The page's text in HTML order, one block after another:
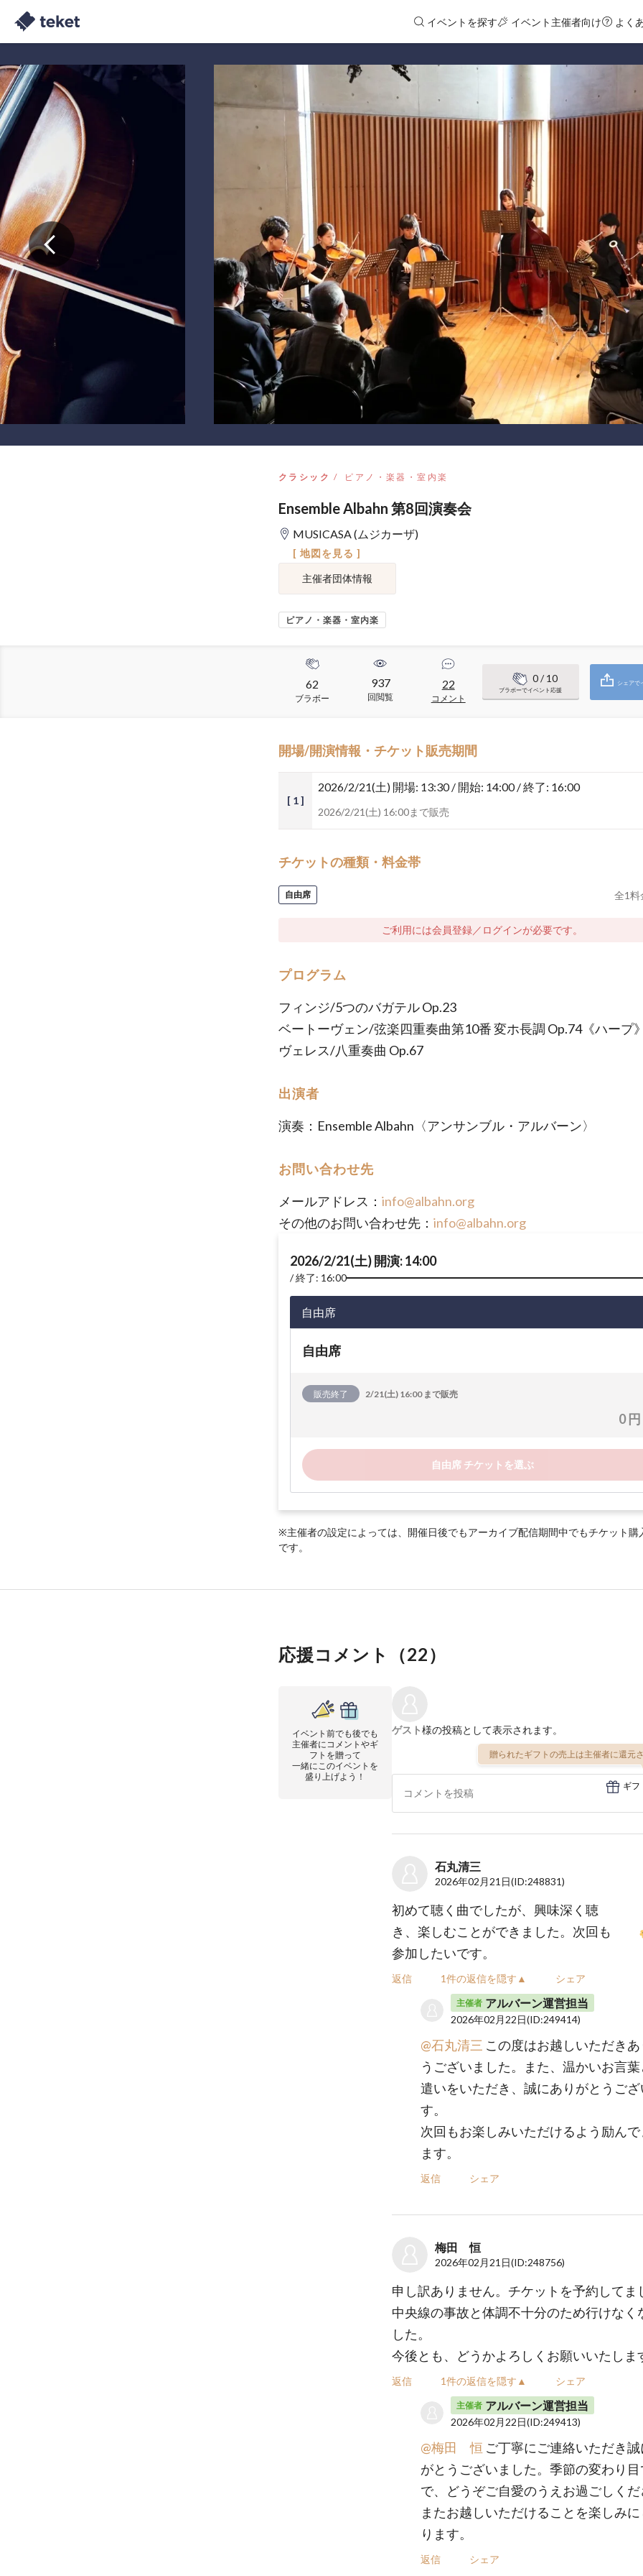
イベントを探す イベント主催者向け よく
クラシック ピアノ・楽器・室内楽
Ensemble Albahn 第8回演奏会
MUSICASA (ムジカーザ)
[ 地図を見る ]
主催者団体情報
ピアノ・楽器・室内楽
62
ブラボー
937
回閲覧
22
コメント
0/ 10
ブラボーでイベント応援
シェアで
開場/開演情報・チケット販売期間
[ 1 ]
2026/2/21(土) 開場: 13:30 / 開始: 14:00 / 終了: 16:00
2026/2/21(土) 16:00まで販売
チケットの種類・料金帯
自由席 全1料
ご利用には会員登録／ログインが必要です。
プログラム
フィンジ/5つのバガテル Op.23
ベートーヴェン/弦楽四重奏曲第10番 変ホ長調 Op.74《ハープ
ヴェレス/八重奏曲 Op.67
出演者
演奏：Ensemble Albahn〈アンサンブル・アルバーン〉
お問い合わせ先
メールアドレス： info@albahn.org
その他のお問い合わせ先： info@albahn.org
2026/2/21(土) 開演: 14:00
終了: 16:00
自由席
自由席
販売終了 2/21(土) 16:00 まで販売
0 円
自由席 チケットを選ぶ
※主催者の設定によっては、開催日後でもアーカイブ配信期間中でもチケット購
です。
応援コメント（22）
イベント前でも後でも
主催者にコメントやギ
フトを贈って
一緒にこのイベントを
盛り上げよう！
ゲスト様の投稿として表示されます。
贈られたギフトの売上は主催者に還元
ギフ
石丸清三
2026年02月21日(ID:248831)
初めて聴く曲でしたが、興味深く聴
き、楽しむことができました。次回も
参加したいです。
返信 1件の返信を隠す▲ シェア
主催者 アルバーン運営担当
2026年02月22日(ID:249414)
@石丸清三 この度はお越しいただき
うございました。また、温かいお言
遣いをいただき、誠にありがとうご
す。
次回もお楽しみいただけるよう励ん
ます。
返信 シェア
梅田 恒
2026年02月21日(ID:248756)
申し訳ありません。チケットを予約してま
中央線の事故と体調不十分のため行けなく
した。
今後とも、どうかよろしくお願いいたしま
返信 1件の返信を隠す▲ シェア
主催者 アルバーン運営担当
2026年02月22日(ID:249413)
@梅田 恒 ご丁寧にご連絡いただき
がとうございました。季節の変わり
で、どうぞご自愛のうえお過ごしく
またお越しいただけることを楽しみ
ります。
返信 シェア